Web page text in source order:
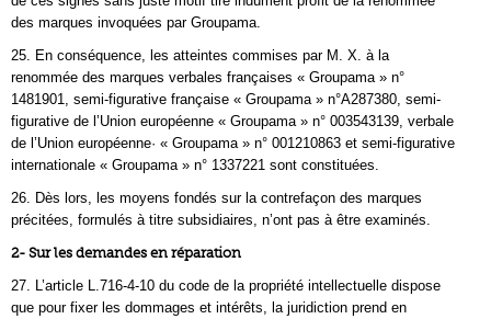
des marques invoquées par Groupama.
25. En conséquence, les atteintes commises par M. X. à la
renommée des marques verbales françaises « Groupama » n°
1481901, semi-figurative française « Groupama » n°A287380, semi-
figurative de l’Union européenne « Groupama » n° 003543139, verbale
de l’Union européenne· « Groupama » n° 001210863 et semi-figurative
internationale « Groupama » n° 1337221 sont constituées.
26. Dès lors, les moyens fondés sur la contrefaçon des marques
précitées, formulés à titre subsidiaires, n’ont pas à être examinés.
2- Sur les demandes en réparation
27. L’article L.716-4-10 du code de la propriété intellectuelle dispose
que pour fixer les dommages et intérêts, la juridiction prend en